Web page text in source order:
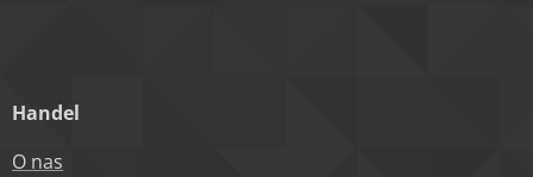
Handel
O nas